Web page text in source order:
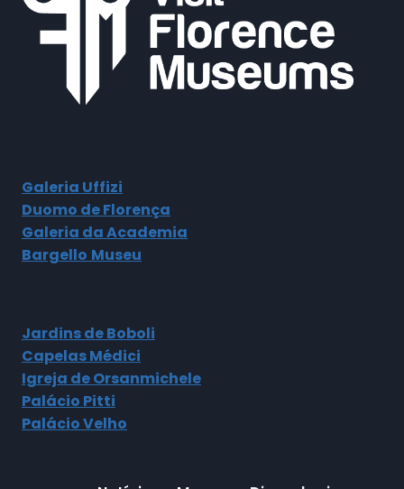
COURO
FLORENÇA
Galeria Uffizi
Duomo de Florença
Galeria da Academia
Bargello Museu
Jardins de Boboli
Capelas Médici
Igreja de Orsanmichele
Palácio Pitti
Palácio Velho